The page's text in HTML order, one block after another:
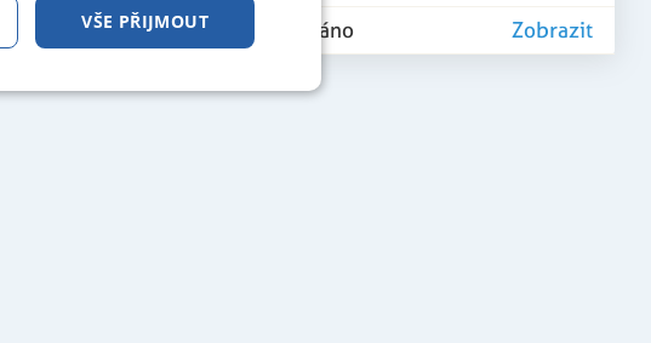
5 490 000 Kč Prodáno Zobrazit
VŠE PŘIJMOUT
Funkční soubory
uživatele a správa účtu. Webové